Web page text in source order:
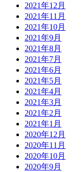
2021年12月
2021年11月
2021年10月
2021年9月
2021年8月
2021年7月
2021年6月
2021年5月
2021年4月
2021年3月
2021年2月
2021年1月
2020年12月
2020年11月
2020年10月
2020年9月